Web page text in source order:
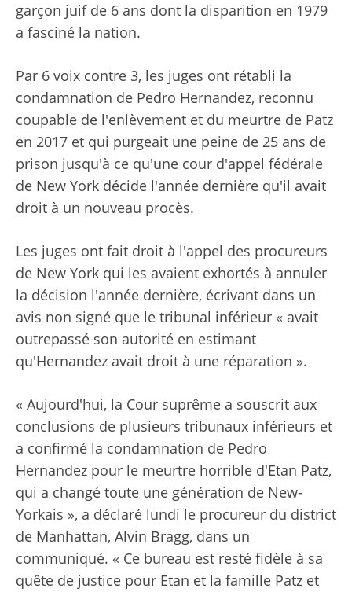
garçon juif de 6 ans dont la disparition en 1979
a fasciné la nation.
Par 6 voix contre 3, les juges ont rétabli la
condamnation de Pedro Hernandez, reconnu
coupable de l'enlèvement et du meurtre de Patz
en 2017 et qui purgeait une peine de 25 ans de
prison jusqu'à ce qu'une cour d'appel fédérale
de New York décide l'année dernière qu'il avait
droit à un nouveau procès.
Les juges ont fait droit à l'appel des procureurs
de New York qui les avaient exhortés à annuler
la décision l'année dernière, écrivant dans un
avis non signé que le tribunal inférieur « avait
outrepassé son autorité en estimant
qu'Hernandez avait droit à une réparation ».
« Aujourd'hui, la Cour suprême a souscrit aux
conclusions de plusieurs tribunaux inférieurs et
a confirmé la condamnation de Pedro
Hernandez pour le meurtre horrible d'Etan Patz,
qui a changé toute une génération de New-
Yorkais », a déclaré lundi le procureur du district
de Manhattan, Alvin Bragg, dans un
communiqué. « Ce bureau est resté fidèle à sa
quête de justice pour Etan et la famille Patz et